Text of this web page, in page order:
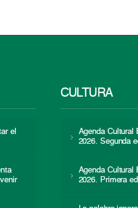
el
CULTURA
Agenda Cultural
2026. Segunda
Agenda Cultural
2026. Primera